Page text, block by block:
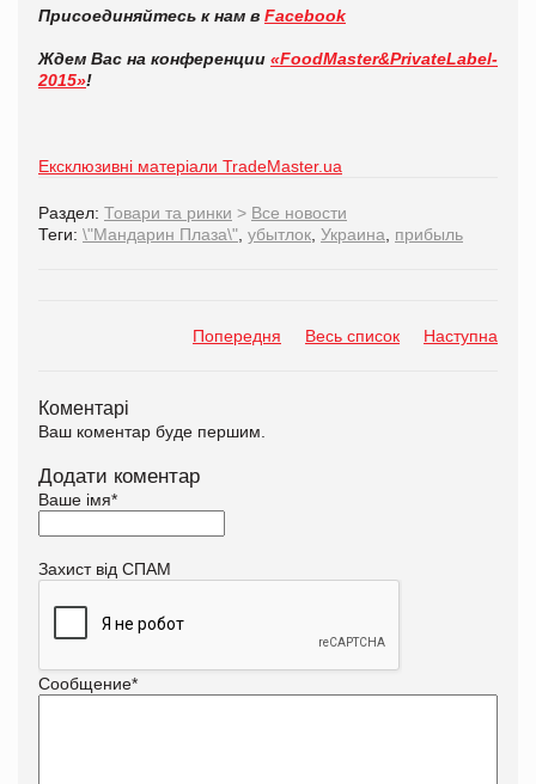
Присоединяйтесь к нам в Facebook
Ждем Вас на конференции «FoodMaster&PrivateLabel-
2015»!
Ексклюзивні матеріали TradeMaster.ua
Раздел: Товари та ринки > Все новости
Теги: \"Мандарин Плаза\" убытлок Украина прибыль
Попередня Весь список Наступна
Коментарі
Ваш коментар буде першим.
Додати коментар
Ваше імя*
Захист від СПАМ
Сообщение*